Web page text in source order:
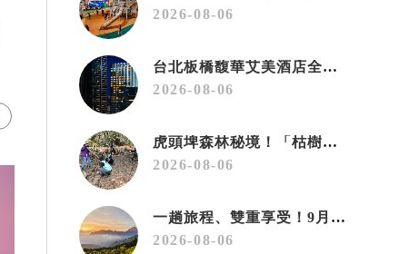
2026-08-06
台北板橋馥華艾美酒店全新開幕 感官藝術策展打造旅居新風格
2026-08-06
虎頭埤森林秘境！「枯樹籬步道」生態復育有成 走進大自然生命教室
2026-08-06
一趟旅程、雙重享受！9月住宿合歡山 順遊奧萬大10元優惠入園
2026-08-06